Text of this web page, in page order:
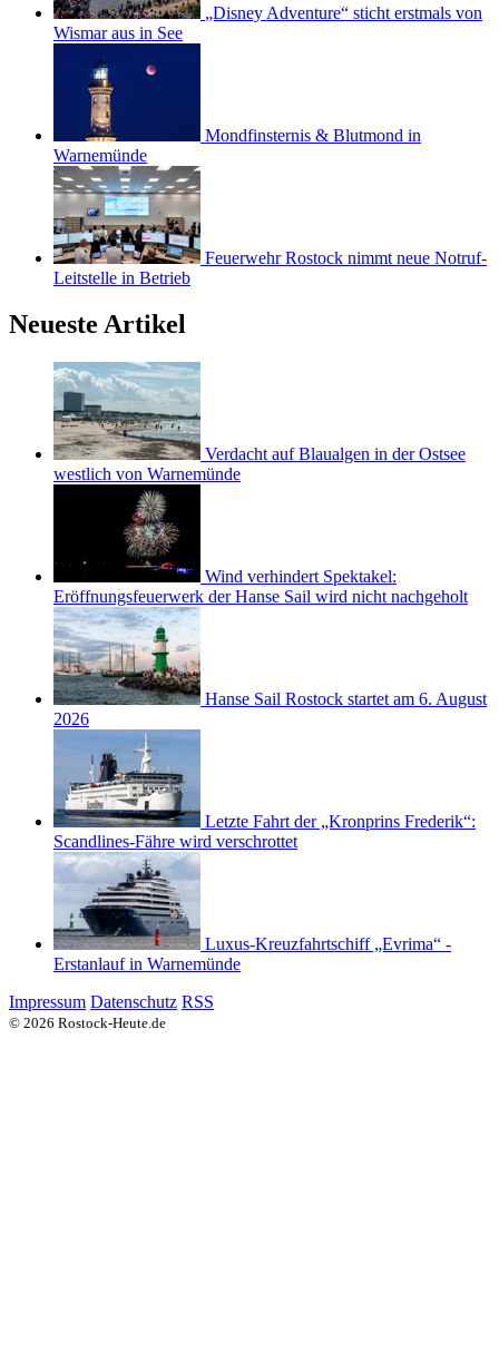
„Disney Adventure“ sticht erstmals von
Wismar aus in See
Mondfinsternis & Blutmond in
Warnemünde
Feuerwehr Rostock nimmt neue Notruf-
Leitstelle in Betrieb
Neueste Artikel
Verdacht auf Blaualgen in der Ostsee
westlich von Warnemünde
Wind verhindert Spektakel:
Eröffnungsfeuerwerk der Hanse Sail wird nicht nachgeholt
Hanse Sail Rostock startet am 6. August
2026
Letzte Fahrt der „Kronprins Frederik“:
Scandlines-Fähre wird verschrottet
Luxus-Kreuzfahrtschiff „Evrima“ -
Erstanlauf in Warnemünde
Impressum Datenschutz RSS
© 2026 Rostock-Heute.de